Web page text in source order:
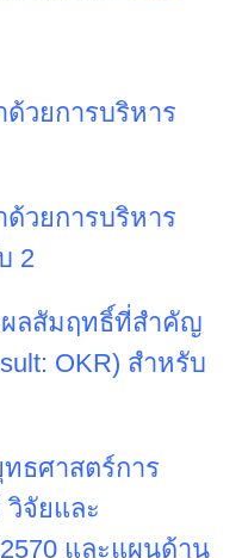
วยการบริหาร
วยการบริหาร
2
ผลสัมฤทธิ์ที่สำคัญ
OKR) สำหรับ
ธศาสตร์การ
จัยและ
และแผนด้าน